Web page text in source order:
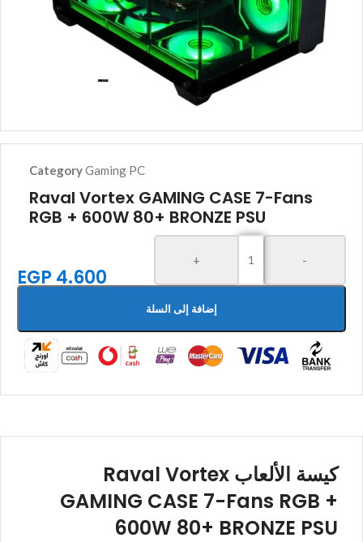
CategoryGaming PC
Raval Vortex GAMING CASE 7-Fans
RGB + 600W 80+ BRONZE PSU
EGP 4.600
-
+
إضافة إلى السلة
كيسة الألعاب Raval Vortex
GAMING CASE 7-Fans RGB +
600W 80+ BRONZE PSU